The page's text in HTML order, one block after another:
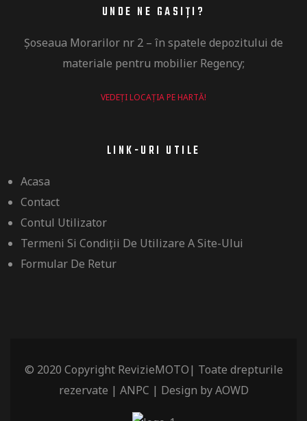
UNDE NE GASIȚI?
Șoseaua Morarilor nr 2 – în spatele depozitului de
materiale pentru mobilier Regency​;
VEDEȚI LOCAȚIA PE HARTĂ!
LINK-URI UTILE
Acasa
Contact
Contul Utilizator
Termeni Si Condiții De Utilizare A Site-Ului
Formular De Retur
© 2020 Copyright RevizieMOTO| Toate drepturile
rezervate | ANPC | Design byAOWD